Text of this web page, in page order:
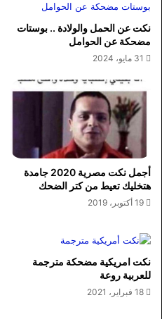
نكت عن الحمل والولادة .. بوستات
مضحكة عن الحوامل
31 مايو، 2024
أجمل نكت مصرية 2020 جامدة
هتخليك تعيط من كتر الضحك
19 أكتوبر، 2019
نكت امريكية مضحكة مترجمة
للعربية روعة
18 فبراير، 2021